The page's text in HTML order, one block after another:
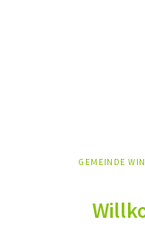
NAVIGATION
GEMEINDE